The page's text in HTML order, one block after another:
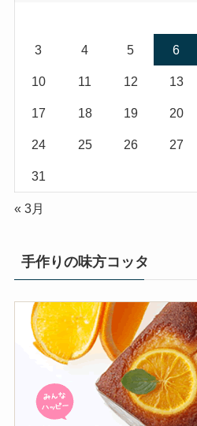
3 4 5 6
10 11 12 13
17 18 19 20
24 25 26 27
31
« 3月
手作りの味方コッタ